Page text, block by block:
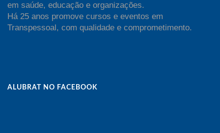
em saúde, educação e organizações.
Há 25 anos promove cursos e eventos em
Transpessoal, com qualidade e comprometimento.
ALUBRAT NO FACEBOOK